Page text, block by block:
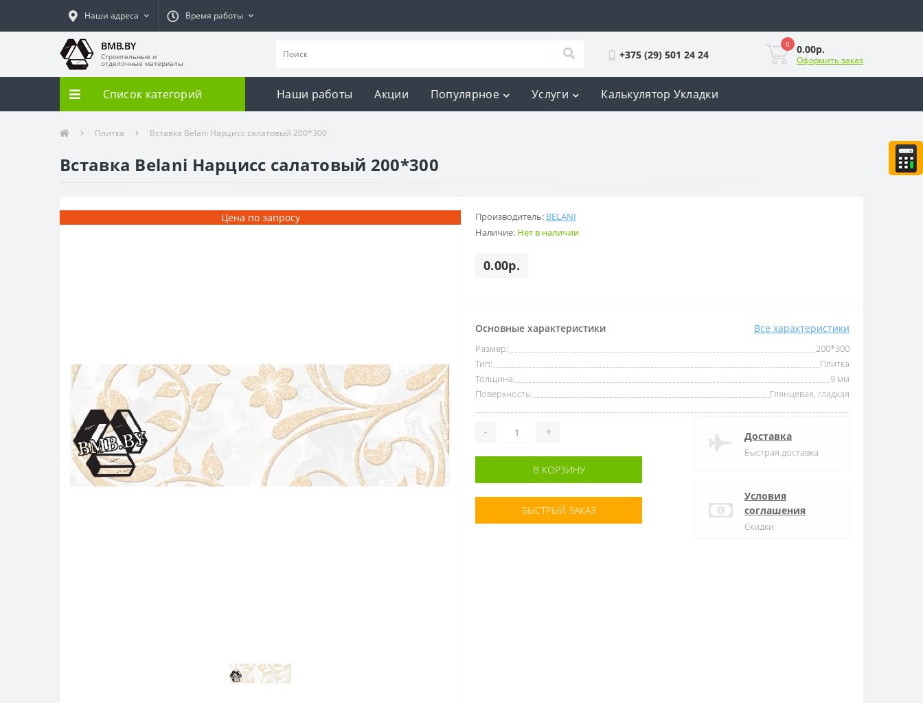
Наши адреса Время работы
BMB.BY
Строительные и
отделочные материалы
+375 (29) 501 24 24
0 0.00р.
Оформить заказ
Список категорий Наши работы Акции Популярное Услуги Калькулятор Укладки
Плитка Вставка Belani Нарцисс салатовый 200*300
Вставка Belani Нарцисс салатовый 200*300
Цена по запросу Производитель: BELANI
Наличие: Нет в наличии
0.00р.
Основные характеристики Все характеристики
Размер:
200*300
Тип:
Плитка
Толщина:
9 мм
Поверхность:
Глянцевая, гладкая
- +
В КОРЗИНУ
БЫСТРЫЙ ЗАКАЗ
Доставка
Быстрая доставка
Условия
соглашения
Скидки